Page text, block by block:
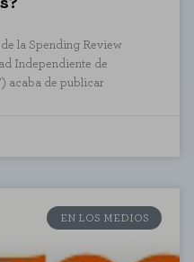
la Spending Review
Independiente de
acaba de publicar
EN LOS MEDIOS